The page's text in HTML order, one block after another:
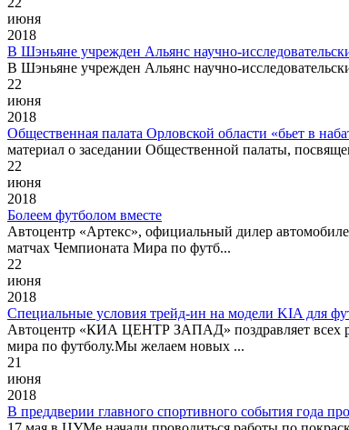
июня
2018
В Шэньяне учрежден Альянс научно-
В Шэньяне учрежден Альянс научно-
22
июня
2018
Общественная палата Орловской области «бьет в
материал о заседании Общественной палаты,
22
июня
2018
Болеем футболом вместе
Автоцентр «Артекс», официальный дилер
матчах Чемпионата Мира по футб...
22
июня
2018
Специальные условия трейд-ин на модели KIA для
Автоцентр «КИА ЦЕНТР ЗАПАД» поздравляет всех
мира по футболу.Мы желаем новых ...
21
июня
2018
В преддверии главного спортивного события года